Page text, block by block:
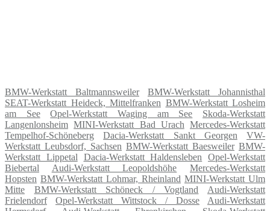
BMW-Werkstatt Baltmannsweiler
BMW-Werkstatt Johannisthal
SEAT-Werkstatt Heideck, Mittelfranken BMW-Werkstatt Losheim
am See
Opel-Werkstatt Waging am See
Skoda-Werkstatt
Langenlonsheim MINI-Werkstatt Bad Urach Mercedes-Werkstatt
Tempelhof-Schöneberg
Dacia-Werkstatt Sankt Georgen
VW-
Werkstatt Leubsdorf, Sachsen BMW-Werkstatt Baesweiler BMW-
Werkstatt Lippetal
Dacia-Werkstatt Haldensleben
Opel-Werkstatt
Biebertal
Audi-Werkstatt Leopoldshöhe
Mercedes-Werkstatt
Hopsten BMW-Werkstatt Lohmar, Rheinland MINI-Werkstatt Ulm
Mitte
BMW-Werkstatt Schöneck / Vogtland
Audi-Werkstatt
Frielendorf
Opel-Werkstatt Wittstock / Dosse
Audi-Werkstatt